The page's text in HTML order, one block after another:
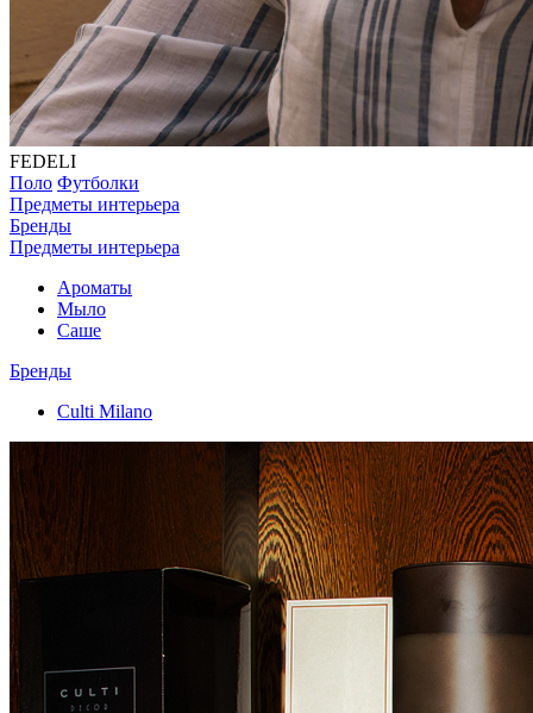
FEDELI
Поло Футболки
Предметы интерьера
Бренды
Предметы интерьера
Ароматы
Мыло
Саше
Бренды
Culti Milano